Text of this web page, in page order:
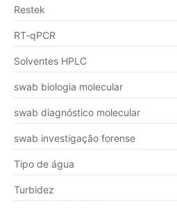
Restek
RT-qPCR
Solventes HPLC
swab biologia molecular
swab diagnóstico molecular
swab investigação forense
Tipo de água
Turbidez